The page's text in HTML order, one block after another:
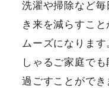
洗濯や掃除など
き来を減らすこ
ムーズになりま
しゃるご家庭で
過ごすことができ